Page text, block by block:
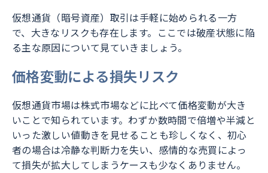
仮想通貨（暗号資産）取引は手軽に始められる一方
で、大きなリスクも存在します。ここでは破産状態に陥
る主な原因について見ていきましょう。
価格変動による損失リスク
仮想通貨市場は株式市場などに比べて価格変動が大き
いことで知られています。わずか数時間で倍増や半減と
いった激しい値動きを見せることも珍しくなく、初心
者の場合は冷静な判断力を失い、感情的な売買によっ
て損失が拡大してしまうケースも少なくありません。